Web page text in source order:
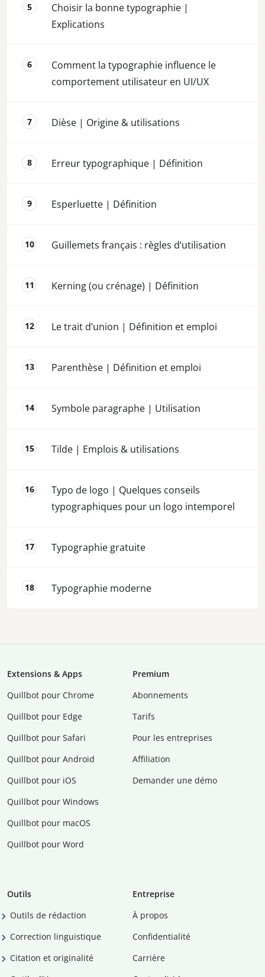
Choisir la bonne typographie |
Explications
Comment la typographie influence le
comportement utilisateur en UI/UX
Dièse | Origine & utilisations
Erreur typographique | Définition
Esperluette | Définition
Guillemets français : règles d’utilisation
Kerning (ou crénage) | Définition
Le trait d’union | Définition et emploi
Parenthèse | Définition et emploi
Symbole paragraphe | Utilisation
Tilde | Emplois & utilisations
Typo de logo | Quelques conseils
typographiques pour un logo intemporel
Typographie gratuite
Typographie moderne
Extensions & Apps
Quillbot pour Chrome
Quillbot pour Edge
Quillbot pour Safari
Quillbot pour Android
Quillbot pour iOS
Quillbot pour Windows
Quillbot pour macOS
Quillbot pour Word
Premium
Abonnements
Tarifs
Pour les entreprises
Affiliation
Demander une démo
Outils
Outils de rédaction
Correction linguistique
Citation et originalité
Entreprise
À propos
Confidentialité
Carrière